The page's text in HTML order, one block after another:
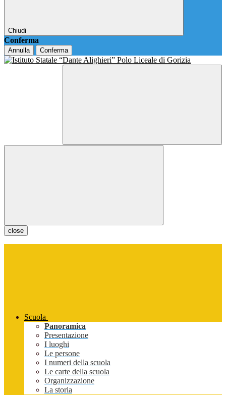
Chiudi
Conferma
Annulla Conferma
close
Scuola
Panoramica
Presentazione
I luoghi
Le persone
I numeri della scuola
Le carte della scuola
Organizzazione
La storia